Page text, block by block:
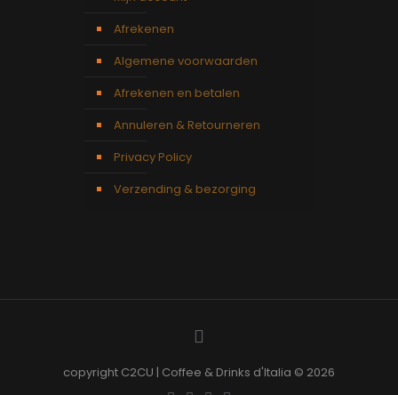
Afrekenen
Algemene voorwaarden
Afrekenen en betalen
Annuleren & Retourneren
Privacy Policy
Verzending & bezorging
copyright C2CU | Coffee & Drinks d'Italia © 2026